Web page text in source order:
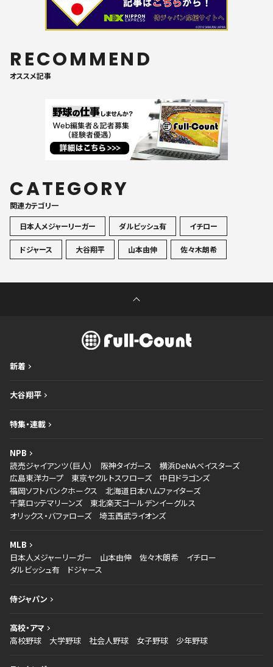
RECOMMEND
オススメ記事
CATEGORY
関連カテゴリ一
日本人メジャーリーガー
ダルビッシュ有 イチロー
ドジャース 大谷翔平 山本由伸 佐々木朗希
新着
大谷翔平
特集・連載
NPB
読売ジャイアンツ（巨人）
阪神タイガース
横浜DeNAベイスターズ
広島東洋カープ
東京ヤクルトスワローズ
中日ドラゴンズ
福岡ソフトバンクホークス
北海道日本ハムファイターズ
千葉ロッテマリーンズ
東北楽天ゴールデンイーグルス
オリックス・バファローズ
埼玉西武ライオンズ
MLB
日本人メジャーリーガー
山本由伸 佐々木朗希
イチロー
ダルビッシュ有
ドジャース
侍ジャパン
高校・アマ
高校野球
大学野球 社会人野球 女子野球 少年野球